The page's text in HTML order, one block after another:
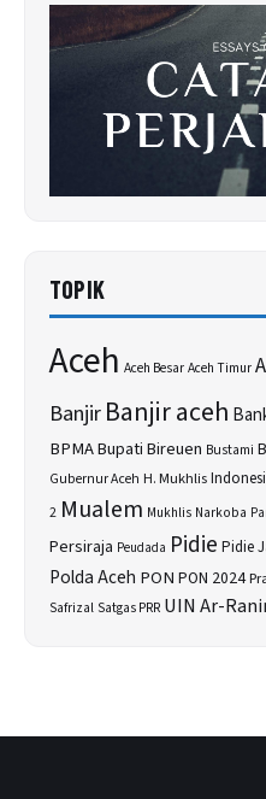
TOPIK
Aceh Aceh BesarAceh Timur
BanjirBanjir aceh
BPMABupati Bireuen Bustami
Gubernur Aceh H. Mukhlis
2 Mualem Mukhlis Narkoba
Persiraja Peudada Pidie Pidie
Polda Aceh PON PON 2024
SafrizalSatgas PRR UIN Ar-